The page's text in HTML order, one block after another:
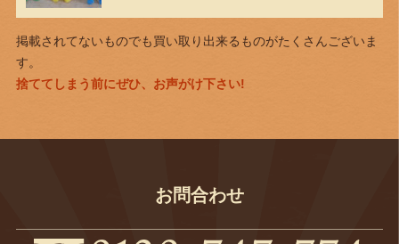
掲載されてないものでも買い取り出来るものがたくさんございま
す。
捨ててしまう前にぜひ、お声がけ下さい!
お問合わせ